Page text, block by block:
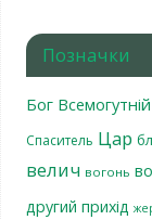
Позначки
Бог Всемогутній
Спаситель Цар
велич вогонь
другий прихід